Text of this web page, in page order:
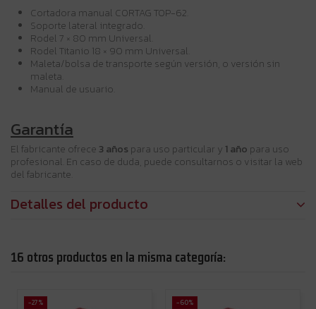
Cortadora manual CORTAG TOP-62.
Soporte lateral integrado.
Rodel 7 × 80 mm Universal.
Rodel Titanio 18 × 90 mm Universal.
Maleta/bolsa de transporte según versión, o versión sin
maleta.
Manual de usuario.
Garantía
El fabricante ofrece 3 años para uso particular y 1 año para uso
profesional. En caso de duda, puede consultarnos o visitar la web
del fabricante.
Detalles del producto
16 otros productos en la misma categoría:
-27% -60%